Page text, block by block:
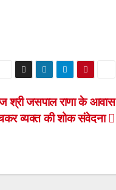
श्री जसपाल राणा के आवास
व्यक्त की शोक संवेदना